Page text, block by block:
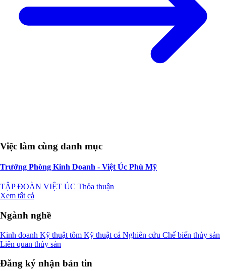
Việc làm cùng danh mục
Trưởng Phòng Kinh Doanh - Việt Úc Phù Mỹ
TẬP ĐOÀN VIỆT ÚC Thỏa thuận
Xem tất cả
Ngành nghề
Kinh doanh Kỹ thuật tôm Kỹ thuật cá Nghiên cứu Chế biến thủy sản
Liên quan thủy sản
Đăng ký nhận bản tin